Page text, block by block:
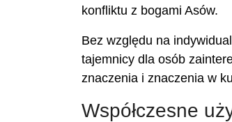
konfliktu z bogami Asów.
Bez względu na
tajemnicy dla osób
znaczenia i znaczenia w
Współczesne